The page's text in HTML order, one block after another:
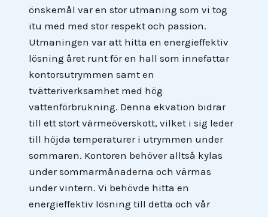
önskemål var en stor utmaning som vi tog
itu med med stor respekt och passion.
Utmaningen var att hitta en energieffektiv
lösning året runt för en hall som innefattar
kontorsutrymmen samt en
tvätteriverksamhet med hög
vattenförbrukning. Denna ekvation bidrar
till ett stort värmeöverskott, vilket i sig leder
till höjda temperaturer i utrymmen under
sommaren. Kontoren behöver alltså kylas
under sommarmånaderna och värmas
under vintern. Vi behövde hitta en
energieffektiv lösning till detta och vår